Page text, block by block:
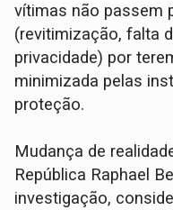
vítimas não passem
(revitimização, falta
privacidade) por
minimizada pelas
proteção.
Mudança de
República Raphael
investigação,